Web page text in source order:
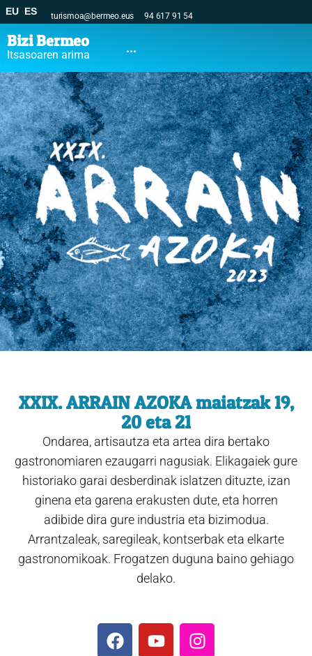
EU ES turismoa@bermeo.eus 94 617 91 54
Bizi Bermeo
Itsasoaren arima ...
XXIX. ARRAIN AZOKA maiatzak 19,
20 eta 21
Ondarea, artisautza eta artea dira bertako
gastronomiaren ezaugarri nagusiak. Elikagaiek gure
historiako garai desberdinak islatzen dituzte, izan
ginena eta garena erakusten dute, eta horren
adibide dira gure industria eta bizimodua.
Arrantzaleak, saregileak, kontserbak eta elkarte
gastronomikoak. Frogatzen duguna baino gehiago
delako.